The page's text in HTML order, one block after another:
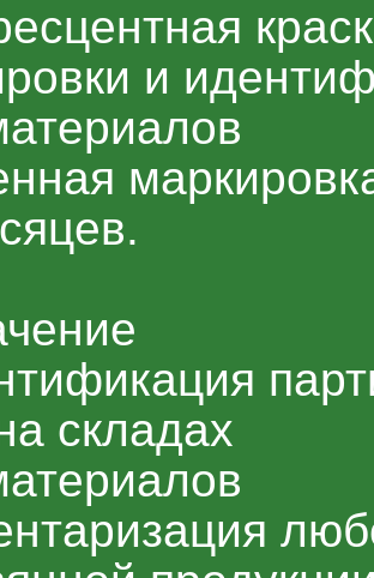
и
складах